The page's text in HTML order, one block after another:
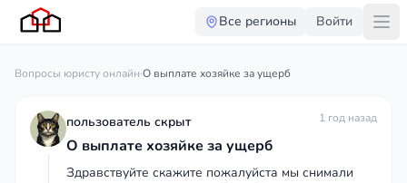
Все регионы Войти
Вопросы юристу онлайн·О выплате хозяйке за ущерб
пользователь скрыт 1 год назад
О выплате хозяйке за ущерб
Здравствуйте скажите пожалуйста мы снимали